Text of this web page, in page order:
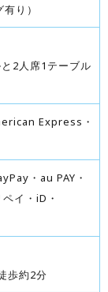
り）
2人席1テーブル
Express・
・au PAY・
イ・iD・
歩約2分